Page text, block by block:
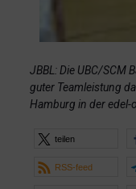
JBBL: Die UBC/SCM
guter Teamleistung
Hamburg in der edel-
teilen
RSS-feed